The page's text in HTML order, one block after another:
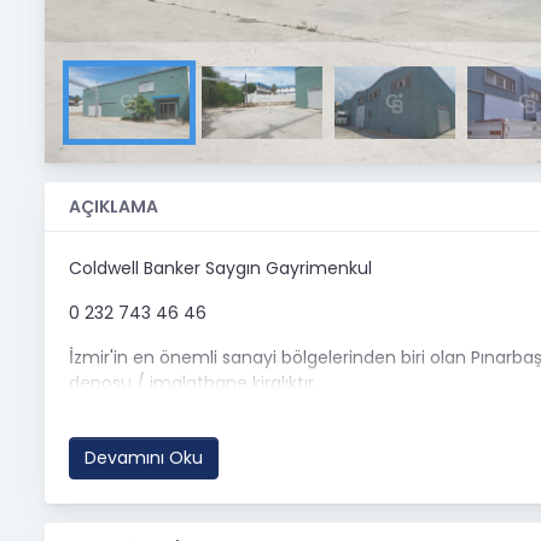
AÇIKLAMA
Coldwell Banker Saygın Gayrimenkul
0 232 743 46 46
İzmir'in en önemli sanayi bölgelerinden biri olan
deposu / imalathane kiralıktır.
depolama ve lojistik faaliyetleri için önemli avantajlar
Her biri 285 m² büyüklüğünde olan 3 bağımsız bölüm,
Devamını Oku